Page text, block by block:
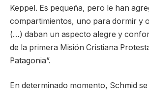
Keppel. Es pequeña, pero le han
compartimientos, uno para dormir y
(…) daban un aspecto alegre y
de la primera Misión Cristiana
Patagonia”.
En determinado momento, Schmid